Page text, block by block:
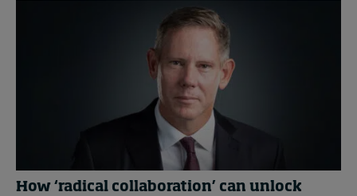
How ‘radical collaboration’ can unlock